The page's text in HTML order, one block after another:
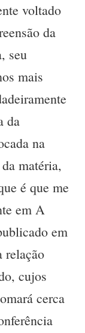
voltado
da
seu
mais
da
na
matéria,
é que me
em A
em
relação
cujos
cerca